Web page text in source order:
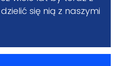
się nią z naszymi